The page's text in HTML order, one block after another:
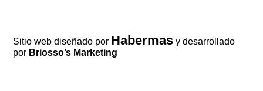
Sitio web diseñado por Habermas y desarrollado
por Briosso’s Marketing